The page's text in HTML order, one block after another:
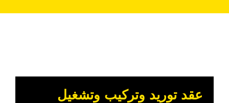
عقد توريد وتركيب وتشغيل